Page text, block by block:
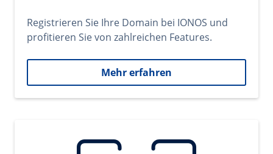
Registrieren Sie Ihre Domain bei IONOS und
profitieren Sie von zahlreichen Features.
Mehr erfahren